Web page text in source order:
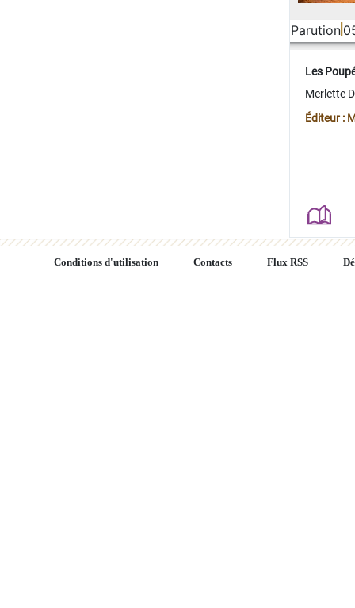
Parution
Les
Merlette
Éditeur :
Conditions d'utilisation Contacts Flux RSS